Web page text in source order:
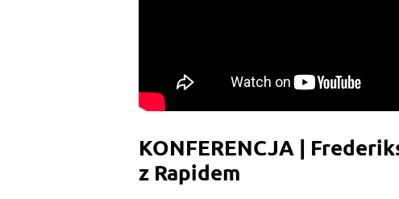
KONFERENCJA |
z Rapidem